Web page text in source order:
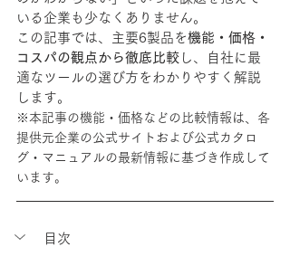
いる企業も少なくありません。
この記事では、主要6製品を機能・価格・
コスパの観点から徹底比較 し、自社に最
適なツールの選び方をわかりやすく解説
します。
※本記事の機能・価格などの比較情報は、各
提供元企業の公式サイトおよび公式カタロ
グ・マニュアルの最新情報に基づき作成して
います。
目次